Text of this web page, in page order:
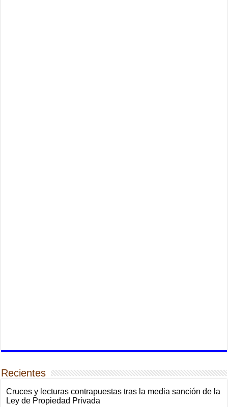
Recientes
Cruces y lecturas contrapuestas tras la media sanción de la
Ley de Propiedad Privada